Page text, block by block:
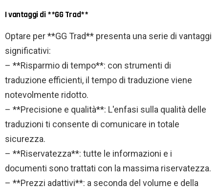
I vantaggi di **GG Trad**
Optare per **GG Trad** presenta una serie di vantaggi
significativi:
– **Risparmio di tempo**: con strumenti di
traduzione efficienti, il tempo di traduzione viene
notevolmente ridotto.
– **Precisione e qualità**: L'enfasi sulla qualità delle
traduzioni ti consente di comunicare in totale
sicurezza.
– **Riservatezza**: tutte le informazioni e i
documenti sono trattati con la massima riservatezza.
– **Prezzi adattivi**: a seconda del volume e della